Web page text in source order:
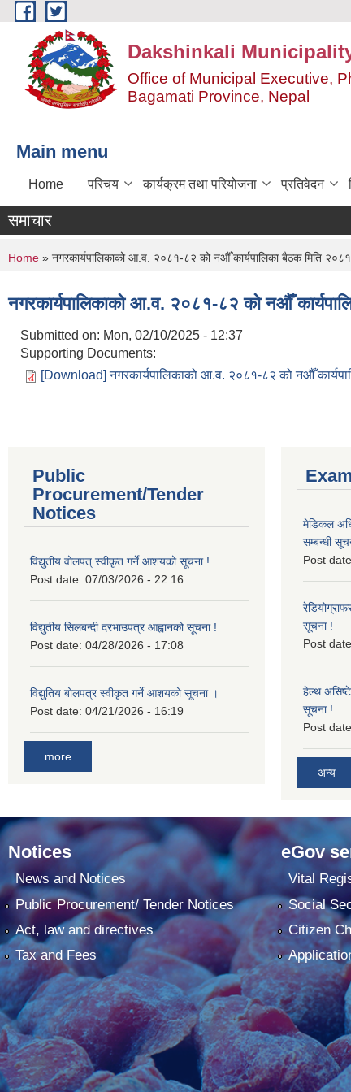
Skip to main content
Dakshinkali
Office of Municipal Executive,
Bagamati Province, Nepal
Main menu
Home परिचय कार्यक्रम तथा परियोजना प्रतिवेदन
समाचार
You are here
Home » नगरकार्यपालिकाको आ.व. २०८१-८२ को नऔँ कार्यपालिका बैठक मिति
नगरकार्यपालिकाको आ.व. २०८१-८२ को नऔँ
Submitted on: Mon, 02/10/2025 - 12:37
Supporting Documents:
[Download] नगरकार्यपालिकाको आ.व. २०८१-८२ को नऔँ
Public
Procurement/Tender
Notices
विद्युतीय वोलपत् स्वीकृत गर्ने आशयको सूचना !
Post date: 07/03/2026 - 22:16
विद्युतीय सिलबन्दी दरभाउपत्र आह्वानको सूचना !
Post date: 04/28/2026 - 17:08
विद्युतिय बोलपत्र स्वीकृत गर्ने आशयको सूचना ।
Post date: 04/21/2026 - 16:19
more
मेडिकल
सम्बन्धी
Post
सूचना !
Post
हेल्थ
सूचना !
Post
अन्य
Notices
News and Notices
Public Procurement/ Tender Notices
Act, law and directives
Tax and Fees
eGov
Vital
Social
Citizen